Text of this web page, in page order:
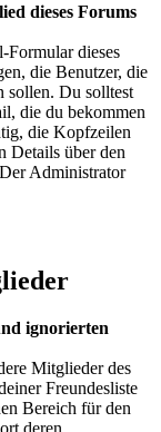
dieses Forums
Formular dieses
die Benutzer, die
sollen. Du solltest
die du bekommen
die Kopfzeilen
Details über den
Administrator
ignorierten
Mitglieder des
Freundesliste
Bereich für den